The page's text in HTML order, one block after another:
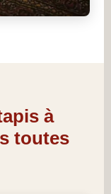
à
toutes